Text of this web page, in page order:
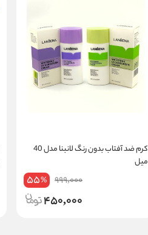
کرم ضد آفتاب بدون رنگ لانبنا مدل 40
میل
999,000
55%
450,000